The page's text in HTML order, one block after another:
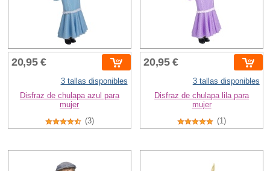
20,95 €
3 tallas disponibles
Disfraz de chulapa azul para
mujer
(3)
20,95 €
3 tallas disponibles
Disfraz de chulapa lila para
mujer
(1)